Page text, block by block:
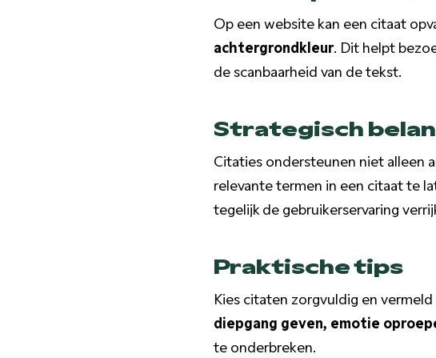
Op een website kan een citaat
achtergrondkleur. Dit helpt
de scanbaarheid van de tekst.
Strategisch
Citaties ondersteunen niet alleen
relevante termen in een citaat te
tegelijk de gebruikerservaring
Praktische tips
Kies citaten zorgvuldig en
diepgang geven, emotie
te onderbreken.